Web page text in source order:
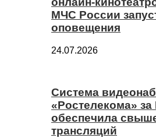
МЧС России
оповещения
24.07.2026
Система
«Ростелекома» за
обеспечила
трансляций